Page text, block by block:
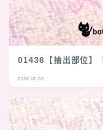
01436【抽出部位】
2026.08.03